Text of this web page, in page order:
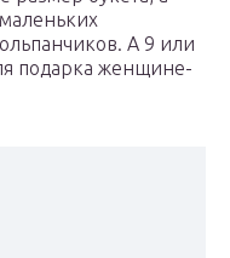
А 9 или
подарка женщине-